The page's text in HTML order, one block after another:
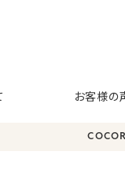
お客様の